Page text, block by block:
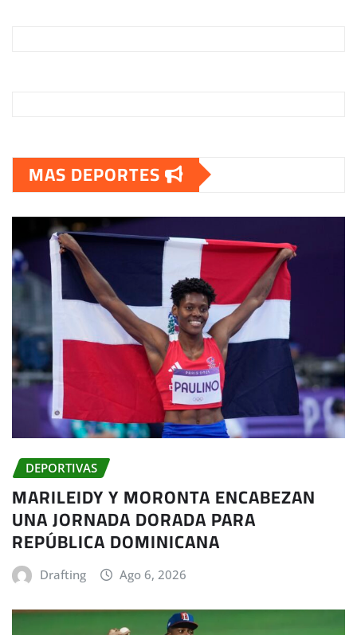
MAS DEPORTES
DEPORTIVAS
MARILEIDY Y MORONTA ENCABEZAN
UNA JORNADA DORADA PARA
REPÚBLICA DOMINICANA
Drafting Ago 6, 2026